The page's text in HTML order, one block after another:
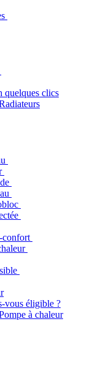
quelques clics
confort
vous éligible ?
à chaleur